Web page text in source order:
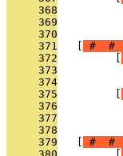
     368
     369
     370
     371
# #
     372
     373
     374
     375
     376
     377
     378
     379
# #